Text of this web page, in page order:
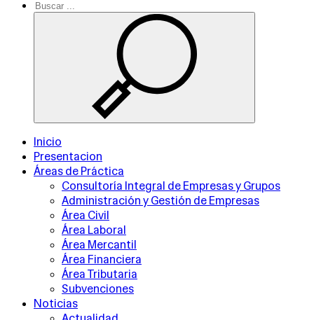
Inicio
Presentacion
Áreas de Práctica
Consultoría Integral de Empresas y Grupos
Administración y Gestión de Empresas
Área Civil
Área Laboral
Área Mercantil
Área Financiera
Área Tributaria
Subvenciones
Noticias